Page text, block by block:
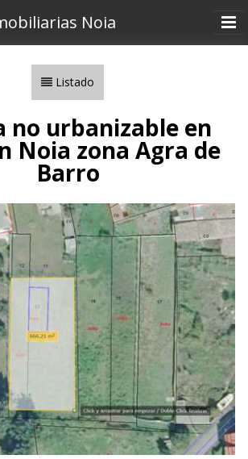
Noia
Listado
no urbanizable en
Noia zona Agra de
Barro